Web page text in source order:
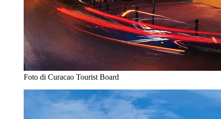
Foto di Curacao Tourist Board